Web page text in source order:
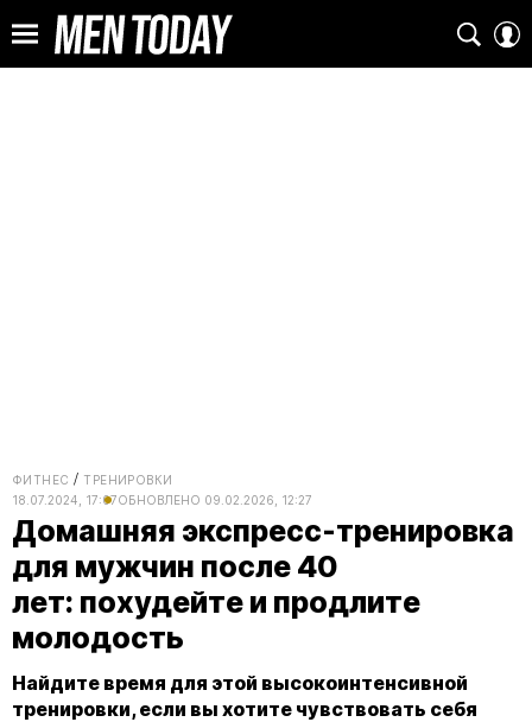
ФИТНЕС
ТРЕНИРОВКИ
18.07.2024, 17:07ОБНОВЛЕНО 09.02.2026, 12:27
Домашняя экспресс-тренировка
для мужчин после 40
лет: похудейте и продлите
молодость
Найдите время для этой высокоинтенсивной
тренировки, если вы хотите чувствовать себя